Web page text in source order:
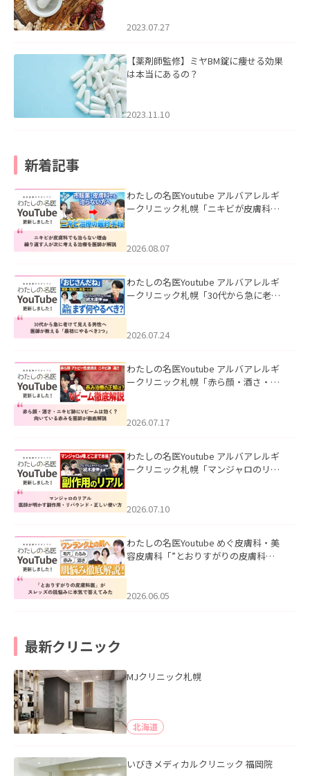
2023.07.27
【薬剤師監修】ミヤBM錠に痩せる効果
は本当にあるの？
2023.11.10
新着記事
わたしの名医Youtube アルバアレルギ
ークリニック札幌「ニキビが皮膚科で
ました。
2026.08.07
わたしの名医Youtube アルバアレルギ
ークリニック札幌「30代から急に老け
た。
2026.07.24
わたしの名医Youtube アルバアレルギ
ークリニック札幌「赤ら顔・酒さ・ニ
した。
2026.07.17
わたしの名医Youtube アルバアレルギ
ークリニック札幌「マンジャロのリア
た。
2026.07.10
わたしの名医Youtube めぐ皮膚科・美
容皮膚科「”とおりすがりの皮膚科
2026.06.05
最新クリニック
MJクリニック札幌
北海道
いびきメディカルクリニック 福岡院